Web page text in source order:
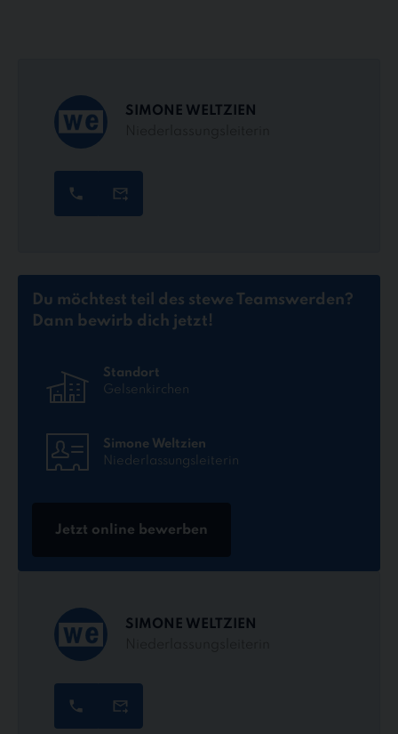
SIMONE WELTZIEN
Du möchtest teil des stewe Teamswerden?
Dann bewirb dich jetzt!
Standort
Gelsenkirchen
Simone Weltzien
Niederlassungsleiterin
Jetzt online bewerben
SIMONE WELTZIEN